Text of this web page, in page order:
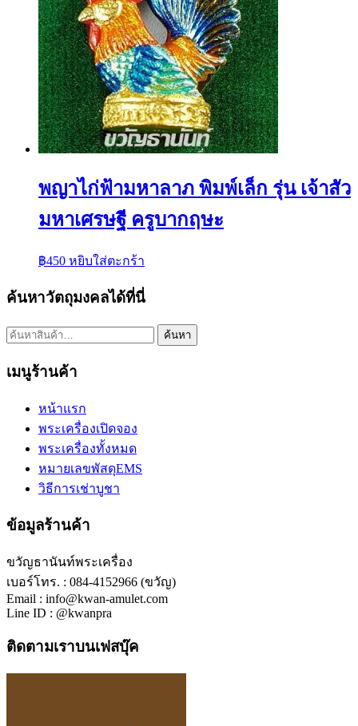
พญาไก่ฟ้ามหาลาภ พิมพ์เล็ก รุ่น เจ้าสัว
มหาเศรษฐี ครูบากฤษะ
฿450 หยิบใส่ตะกร้า
ค้นหาวัตถุมงคลได้ที่นี่
ค้นหา: ค้นหา
เมนูร้านค้า
หน้าแรก
พระเครื่องเปิดจอง
พระเครื่องทั้งหมด
หมายเลขพัสดุEMS
วิธีการเช่าบูชา
ข้อมูลร้านค้า
ขวัญธานันท์พระเครื่อง
เบอร์โทร. : 084-4152966 (ขวัญ)
Email : info@kwan-amulet.com
Line ID : @kwanpra
ติดตามเราบนเฟสบุ๊ค